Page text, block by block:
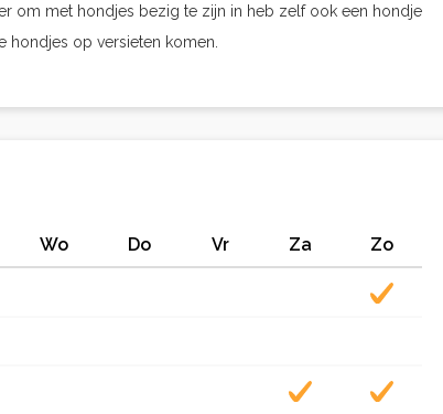
om met hondjes bezig te zijn in heb zelf ook een hondje
hondjes op versieten komen.
Wo Do Vr Za Zo